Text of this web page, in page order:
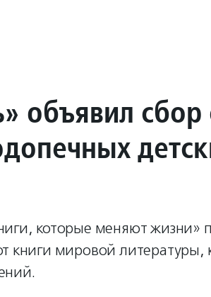
объявил сбор
которые меняют жизни»
книги мировой литературы,